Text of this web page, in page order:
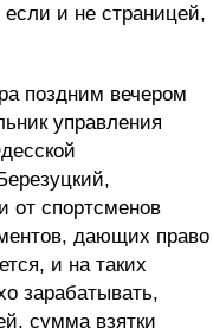
если и не страницей,
поздним вечером
управления
от спортсменов
дающих право
и на таких
зарабатывать,
сумма взятки